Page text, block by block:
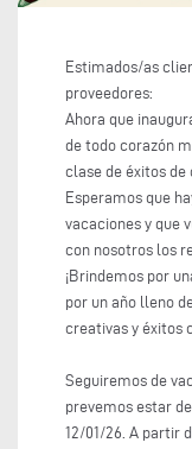
Estimados/as
proveedores:
Ahora que
de todo corazón
clase de éxitos de
Esperamos que
vacaciones y que
con nosotros los
¡Brindemos por
por un año lleno
creativas y éxitos
Seguiremos de
prevemos estar
12/01/26. A partir